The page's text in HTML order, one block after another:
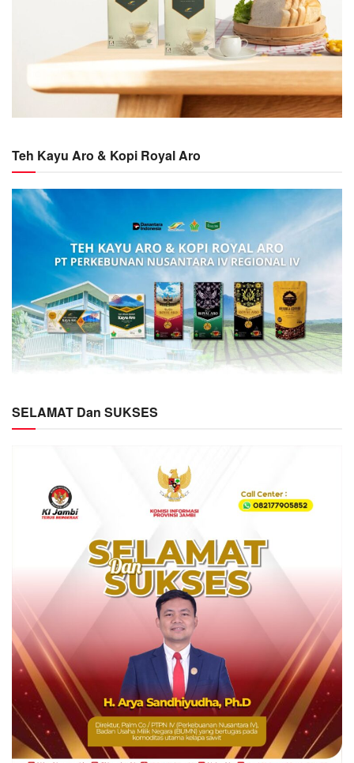
Teh Kayu Aro & Kopi Royal Aro
SELAMAT Dan SUKSES